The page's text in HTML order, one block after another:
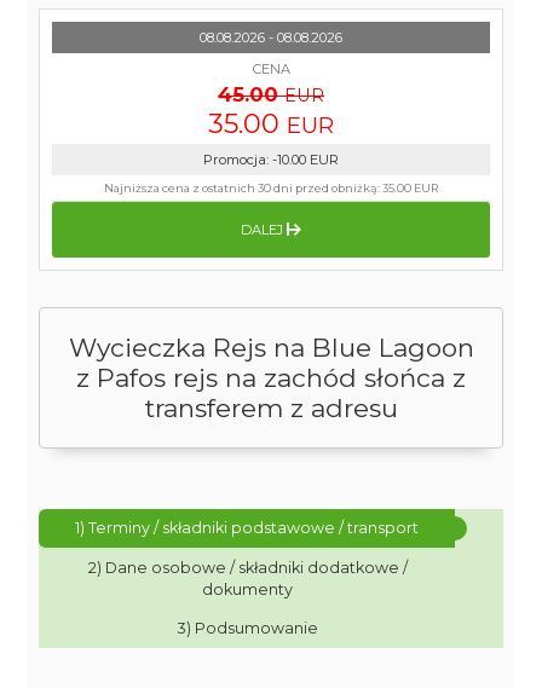
Wycieczka Rejs na Blue Lagoon
z Pafos rejs na zachód słońca z
transferem z adresu
1) Terminy / składniki podstawowe / transport
2) Dane osobowe / składniki dodatkowe /
dokumenty
3) Podsumowanie
08.08.2026 - 08.08.2026
CENA
45.00 EUR
35.00 EUR
Promocja: -10.00 EUR
Najniższa cena z ostatnich 30 dni przed obniżką:35.00 EUR
DALEJ